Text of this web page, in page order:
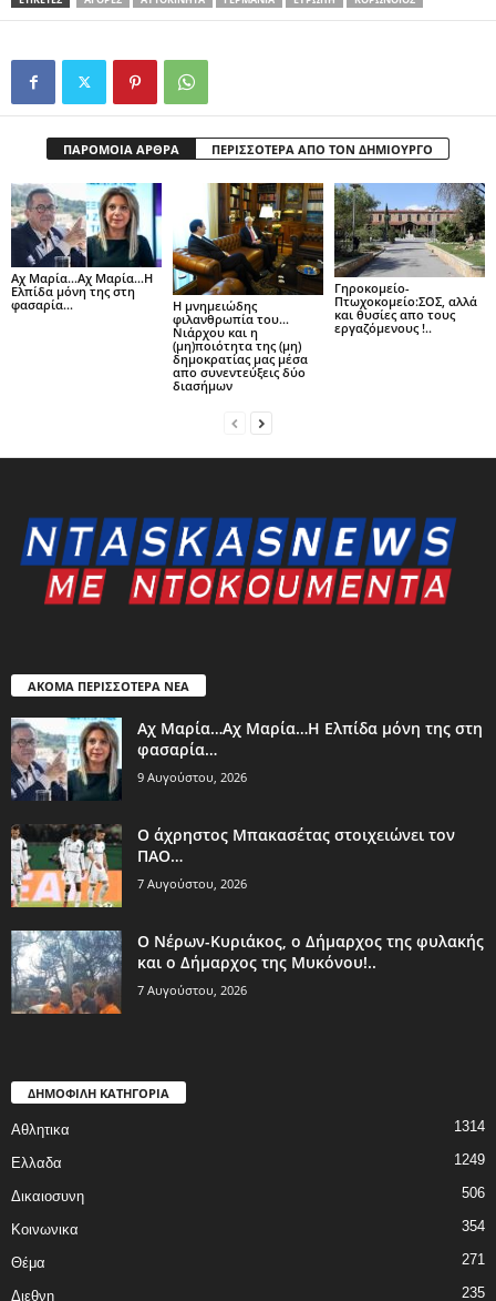
ΠΑΡΟΜΟΙΑ ΑΡΘΡΑ ΠΕΡΙΣΣΟΤΕΡΑ ΑΠΟ ΤΟΝ ΔΗΜΙΟΥΡΓΟ
Aχ Μαρία…Αχ Μαρία…Η
Ελπίδα μόνη της στη
φασαρία…
Η μνημειώδης
φιλανθρωπία του…
Νιάρχου και η
(μη)ποιότητα της (μη)
δημοκρατίας μας μέσα
απο συνεντεύξεις δύο
διασήμων
Γηροκομείο-
Πτωχοκομείο:ΣΟΣ, αλλά
και θυσίες απο τους
εργαζόμενους !..
ΑΚΟΜΑ ΠΕΡΙΣΣΟΤΕΡΑ ΝΕΑ
Aχ Μαρία…Αχ Μαρία…Η Ελπίδα μόνη της στη
φασαρία…
9 Αυγούστου, 2026
Ο άχρηστος Μπακασέτας στοιχειώνει τον
ΠΑΟ…
7 Αυγούστου, 2026
Ο Νέρων-Κυριάκος, o Δήμαρχος της φυλακής
και ο Δήμαρχος της Μυκόνου!..
7 Αυγούστου, 2026
ΔΗΜΟΦΙΛΗ ΚΑΤΗΓΟΡΙΑ
Αθλητικα 1314
Ελλαδα 1249
Δικαιοσυνη 506
Κοινωνικα 354
Θέμα 271
Διεθνη 235